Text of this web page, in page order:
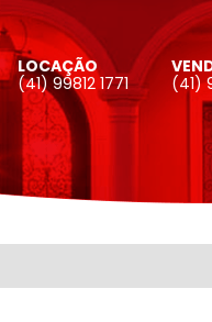
LOCAÇÃO
(41) 99812 1771
(41)